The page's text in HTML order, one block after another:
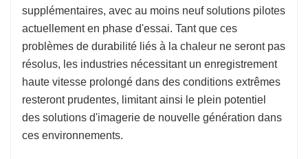
supplémentaires, avec au moins neuf solutions pilotes
actuellement en phase d'essai. Tant que ces
problèmes de durabilité liés à la chaleur ne seront pas
résolus, les industries nécessitant un enregistrement
haute vitesse prolongé dans des conditions extrêmes
resteront prudentes, limitant ainsi le plein potentiel
des solutions d'imagerie de nouvelle génération dans
ces environnements.